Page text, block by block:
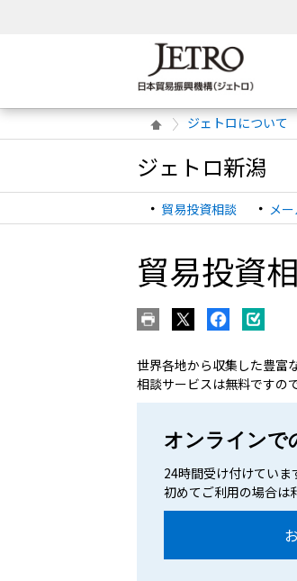
ジェトロについて
ジェトロ新潟
貿易投資相談 メ
貿易投資
世界各地から収集した豊富
相談サービスは無料ですの
オンラインで
24時間受け付けていま
初めてご利用の場合は